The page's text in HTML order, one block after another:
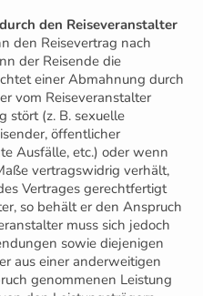
den Reiseveranstalter
den Reisevertrag nach
der Reisende die
einer Abmahnung durch
vom Reiseveranstalter
stört (z. B. sexuelle
öffentlicher
Ausfälle, etc.) oder wenn
vertragswidrig verhält,
Vertrages gerechtfertigt
so behält er den Anspruch
muss sich jedoch
sowie diejenigen
aus einer anderweitigen
genommenen Leistung